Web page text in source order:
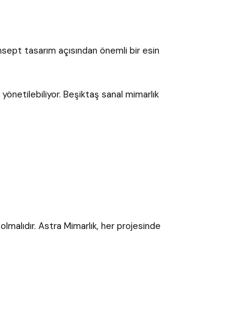
tasarım açısından önemli bir esin
Beşiktaş sanal mimarlık
Astra Mimarlık, her projesinde